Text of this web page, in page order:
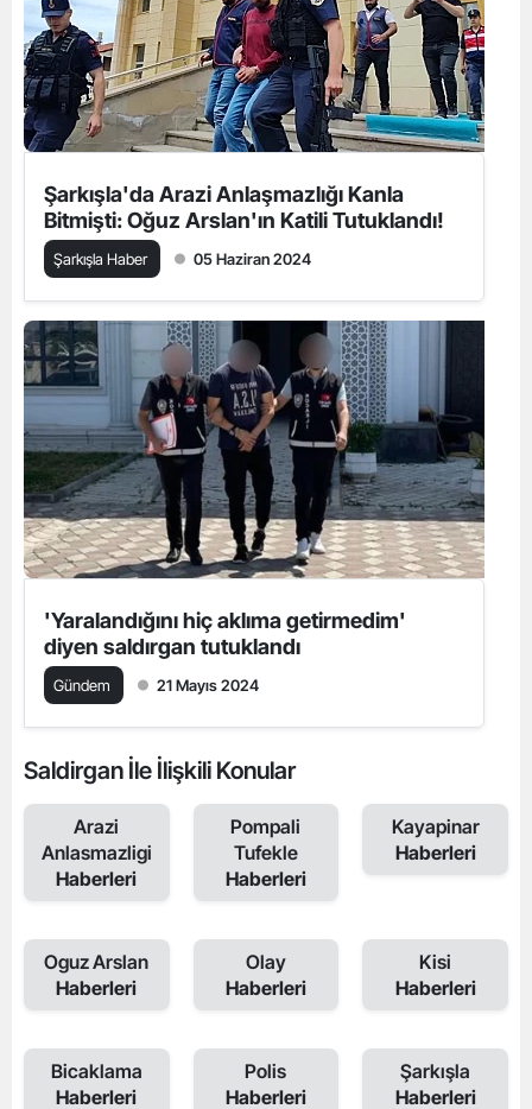
Şarkışla'da Arazi Anlaşmazlığı Kanla
Bitmişti: Oğuz Arslan'ın Katili Tutuklandı!
Şarkışla Haber 05 Haziran 2024
'Yaralandığını hiç aklıma getirmedim'
diyen saldırgan tutuklandı
Gündem 21 Mayıs 2024
Saldirgan İle İlişkili Konular
Arazi
Anlasmazligi
Haberleri
Pompali
Tufekle
Haberleri
Kayapinar
Haberleri
Oguz Arslan
Haberleri
Olay
Haberleri
Kisi
Haberleri
Bicaklama
Haberleri
Polis
Haberleri
Şarkışla
Haberleri